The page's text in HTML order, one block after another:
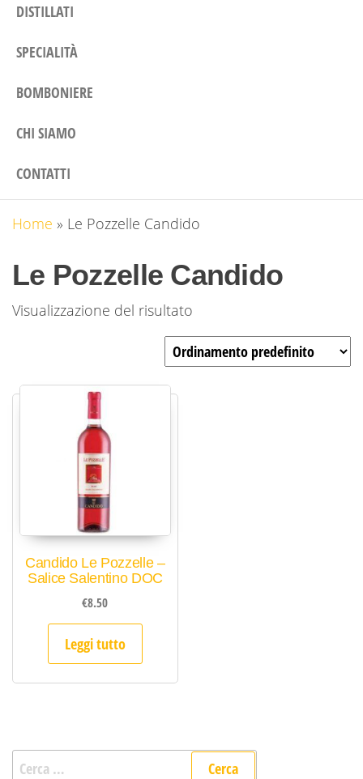
DISTILLATI
SPECIALITÀ
BOMBONIERE
CHI SIAMO
CONTATTI
Home » Le Pozzelle Candido
Le Pozzelle Candido
Visualizzazione del risultato
Candido Le Pozzelle –
Salice Salentino DOC
€8.50
Leggi tutto
Ricerca per: